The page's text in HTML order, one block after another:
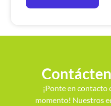
¡Ponte en contacto
momento! Nuestros